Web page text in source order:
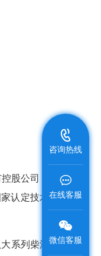
股公司，现
认定技术中
系列柴油发
咨询热线
在线客服
微信客服